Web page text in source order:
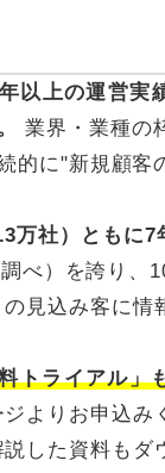
以上の運営実
業界・業種の
的に"新規顧客
万社）ともに7
べ）を誇り、
見込み客に情
トライアル」
よりお申込み
した資料もダ